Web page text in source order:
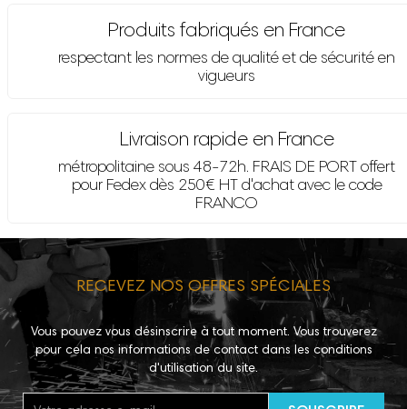
Produits fabriqués en France
respectant les normes de qualité et de sécurité en
vigueurs
Livraison rapide en France
métropolitaine sous 48-72h. FRAIS DE PORT offert
pour Fedex dès 250€ HT d'achat avec le code
FRANCO
RECEVEZ NOS OFFRES SPÉCIALES
Vous pouvez vous désinscrire à tout moment. Vous trouverez
pour cela nos informations de contact dans les conditions
d'utilisation du site.